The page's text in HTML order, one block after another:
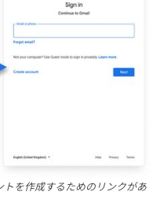
を作成するためのリンクがあ